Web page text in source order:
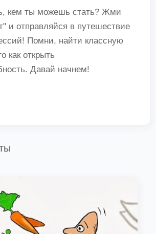
кем ты можешь стать? Жми
и отправляйся в путешествие
Помни, найти классную
как открыть
Давай начнем!